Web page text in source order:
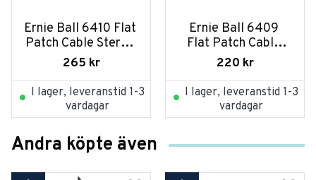
Ernie Ball 6410 Flat
Patch Cable Stereo
Vinklad-Vinklad
265 kr
I lager, leveranstid 1-3
vardagar
Ernie Ball 6409
Flat Patch Cable
Stereo Vinklad-
Svart
220 kr
I lager, leveranstid 1-3
vardagar
Andra köpte även